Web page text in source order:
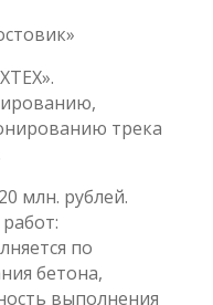
трека
млн. рублей.
по
бетона,
выполнения